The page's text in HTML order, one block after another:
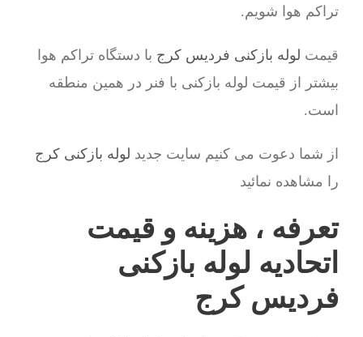
تراکم هوا شویم.
قیمت لوله بازکنی فردیس کرج با دستگاه تراکم هوا
بیشتر از قیمت لوله بازکنی با فنر در همین منطقه
است.
از شما دعوت می کنیم سایت جدید لوله بازکنی کرج
را مشاهده نمائید
تعرفه ، هزینه و قیمت
اتحادیه لوله بازکنی
فردیس کرج